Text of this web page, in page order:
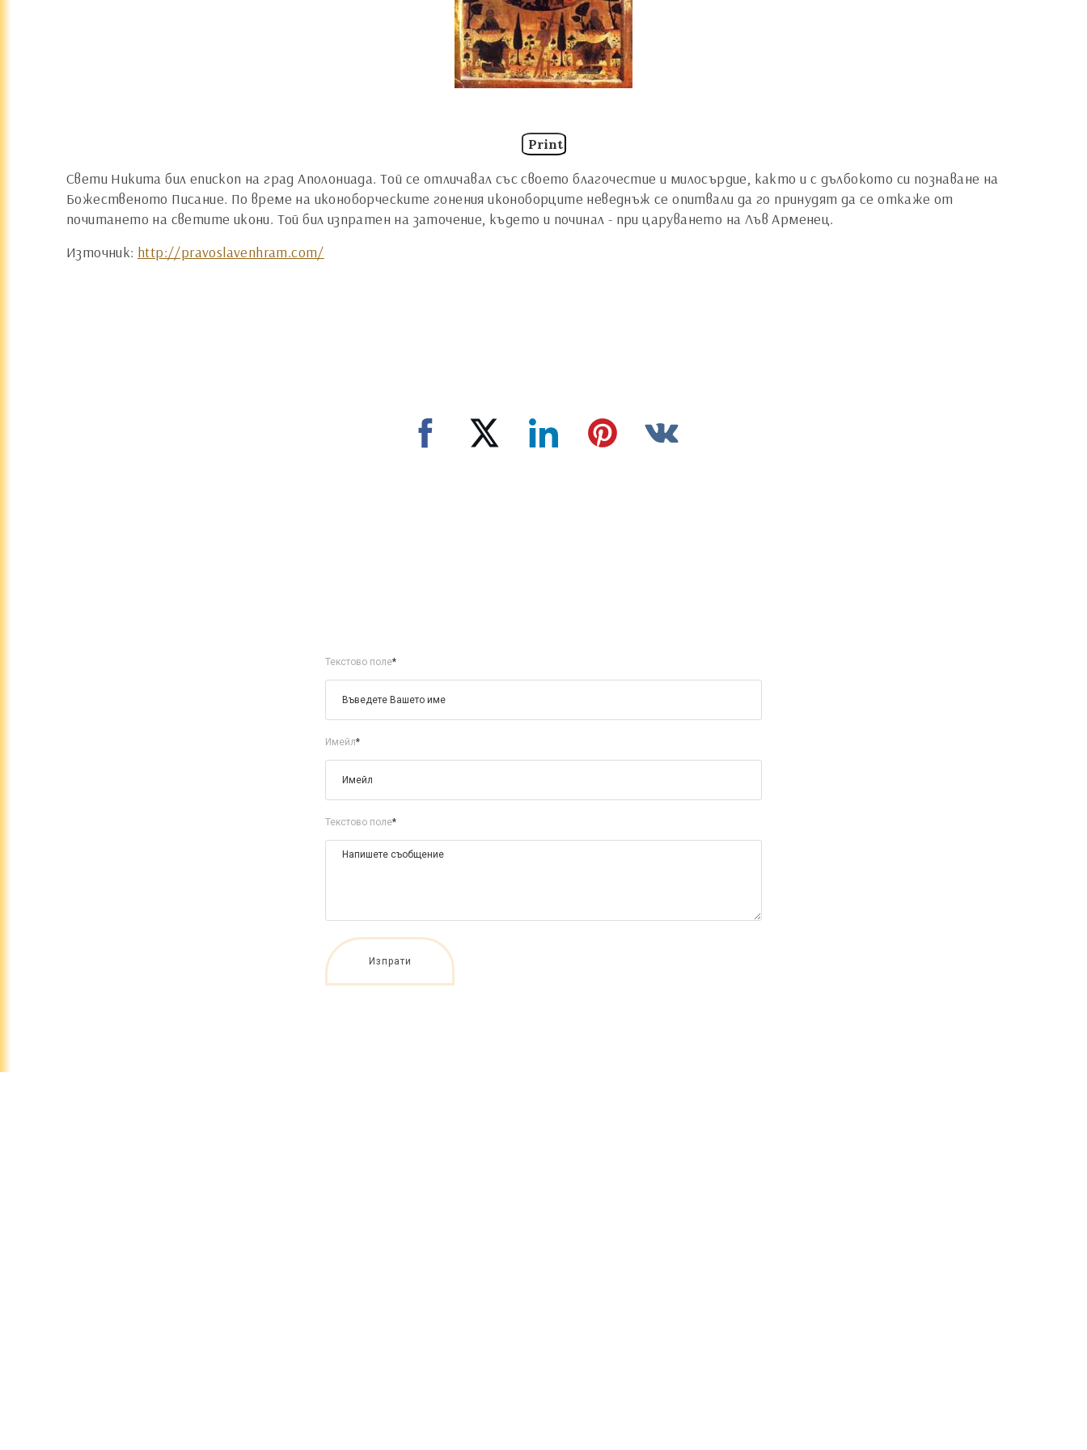
Print
Свети Никита бил епископ на град Аполониада. Той се отличавал със своето благочестие и милосърдие, както и с дълбокото си познаване на
Божественото Писание. По време на иконоборческите гонения иконоборците неведнъж се опитвали да го принудят да се откаже от
почитането на светите икони. Той бил изпратен на заточение, където и починал - при царуването на Лъв Арменец.
Източник: http://pravoslavenhram.com/
Текстово поле*
Имейл*
Текстово поле*
Изпрати